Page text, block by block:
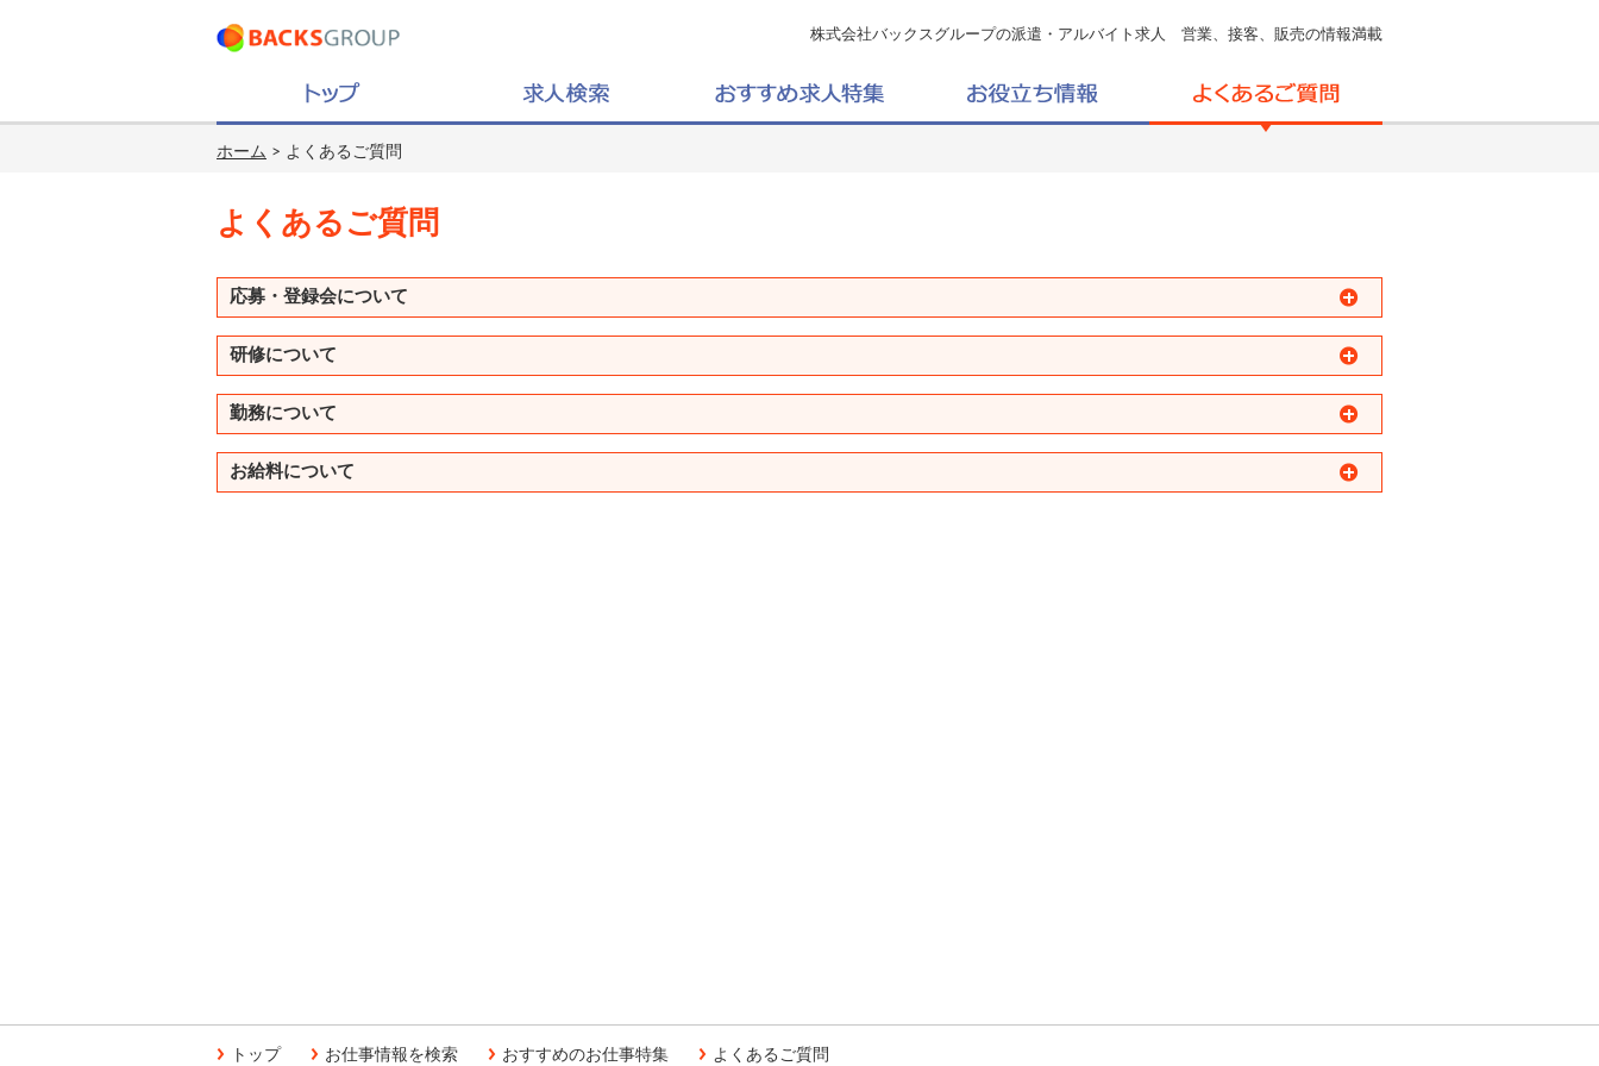
株式会社バックスグループの派遣・アルバイト求人 営業、接客、販売の情報満載
ホーム > よくあるご質問
よくあるご質問
応募・登録会について
研修について
勤務について
お給料について
トップ お仕事情報を検索 おすすめのお仕事特集 よくあるご質問